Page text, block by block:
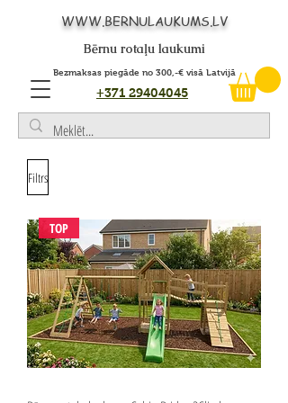
WWW.BERNULAUKUMS.LV
Bērnu rotaļu laukumi
Bezmaksas piegāde no 300,-€ visā Latvijā
+371 29404045
Filtrs
TOP